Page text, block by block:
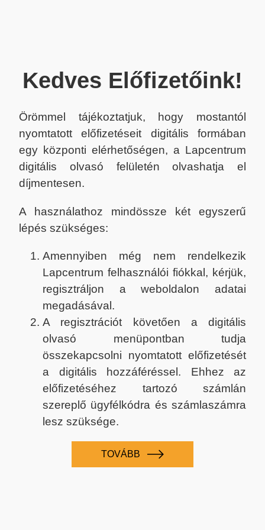
Kedves Előfizetőink!
Örömmel tájékoztatjuk, hogy mostantól
nyomtatott előfizetéseit digitális formában
egy központi elérhetőségen, a Lapcentrum
digitális olvasó felületén olvashatja el
díjmentesen.
A használathoz mindössze két egyszerű
lépés szükséges:
Amennyiben még nem rendelkezik
Lapcentrum felhasználói fiókkal, kérjük,
regisztráljon a weboldalon adatai
megadásával.
A regisztrációt követően a digitális
olvasó menüpontban tudja
összekapcsolni nyomtatott előfizetését
a digitális hozzáféréssel. Ehhez az
előfizetéséhez tartozó számlán
szereplő ügyfélkódra és számlaszámra
lesz szüksége.
TOVÁBB